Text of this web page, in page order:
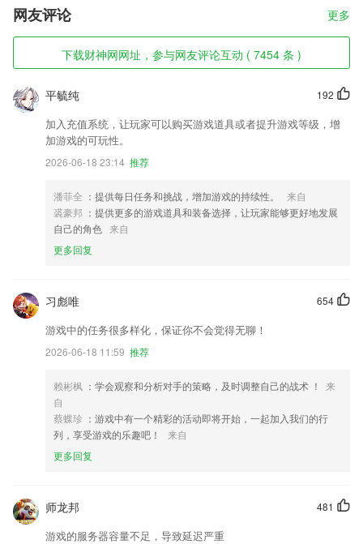
网友评论 更多
下载财神网网址，参与网友评论互动 ( 7454 条 )
192
平毓纯
加入充值系统，让玩家可以购买游戏道具或者提升游戏等级，增
加游戏的可玩性。
2026-06-18 23:14 推荐
潘菲全 ：提供每日任务和挑战，增加游戏的持续性。
来自
裘豪邦 ：提供更多的游戏道具和装备选择，让玩家能够更好地发展
自己的角色 来自
更多回复
654
习彪唯
游戏中的任务很多样化，保证你不会觉得无聊！
2026-06-18 11:59 推荐
赖彬枫 ：学会观察和分析对手的策略，及时调整自己的战术 ！
来
自
蔡蝶珍 ：游戏中有一个精彩的活动即将开始，一起加入我们的行
列，享受游戏的乐趣吧！
来自
更多回复
481
师龙邦
游戏的服务器容量不足，导致延迟严重